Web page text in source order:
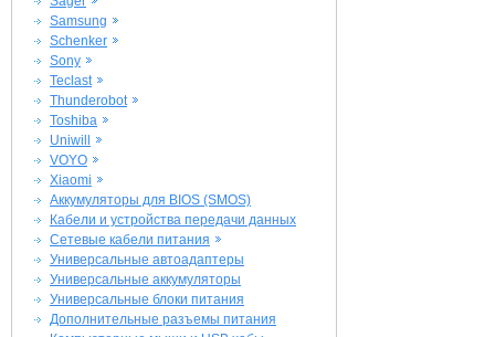
Samsung
Schenker
Sony
Teclast
Thunderobot
Toshiba
Uniwill
VOYO
Xiaomi
Аккумуляторы для BIOS (SMOS)
Кабели и устройства передачи данных
Сетевые кабели питания
Универсальные автоадаптеры
Универсальные аккумуляторы
Универсальные блоки питания
Дополнительные разъемы питания